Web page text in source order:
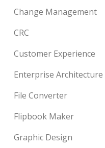
Change Management
CRC
Customer Experience
Enterprise Architecture
File Converter
Flipbook Maker
Graphic Design